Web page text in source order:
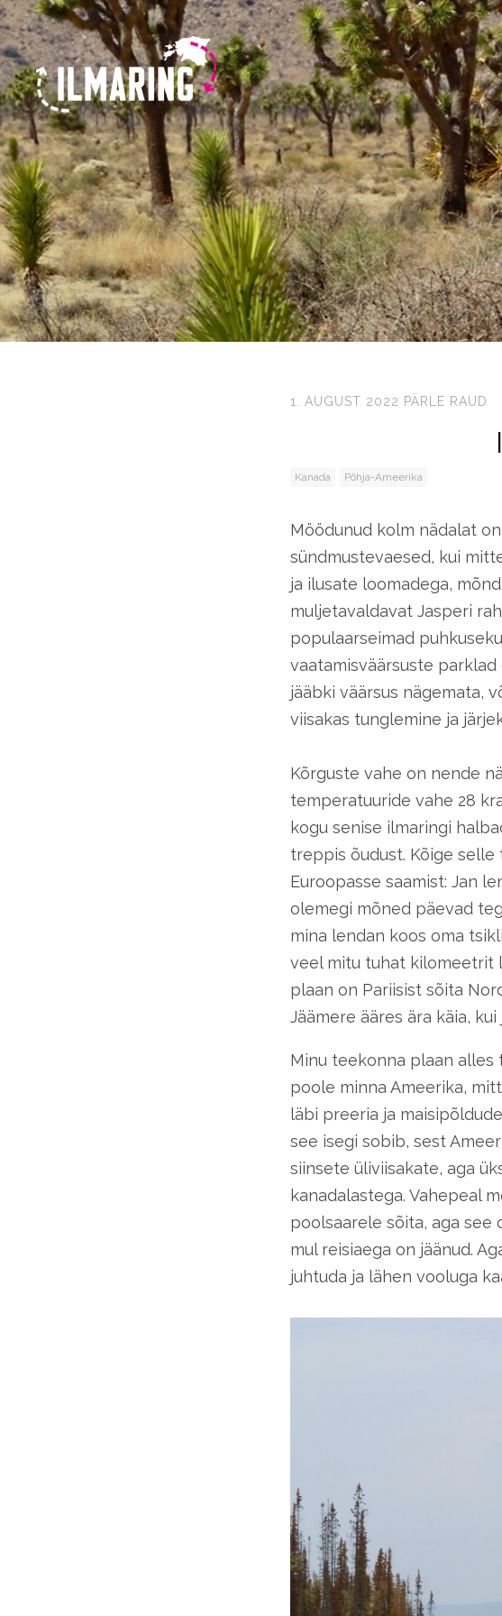
1. AUGUST 2022 PÄRLE RAUD
Kanada Põhja-Ameerika
Möödunud kolm nädalat
sündmustevaesed, kui
ja ilusate loomadega,
muljetavaldavat Jasperi
populaarseimad
vaatamisväärsuste
jääbki väärsus nägemata,
viisakas tunglemine ja
Kõrguste vahe on nende
temperatuuride vahe 28
kogu senise ilmaringi
treppis õudust. Kõige
Euroopasse saamist: Jan
olemegi mõned päevad
mina lendan koos oma
veel mitu tuhat kilomeetrit
plaan on Pariisist sõita
Jäämere ääres ära käia,
Minu teekonna plaan alles
poole minna Ameerika,
läbi preeria ja
see isegi sobib, sest
siinsete üliviisakate, aga
kanadalastega. Vahepeal
poolsaarele sõita, aga see
mul reisiaega on jäänud.
juhtuda ja lähen vooluga